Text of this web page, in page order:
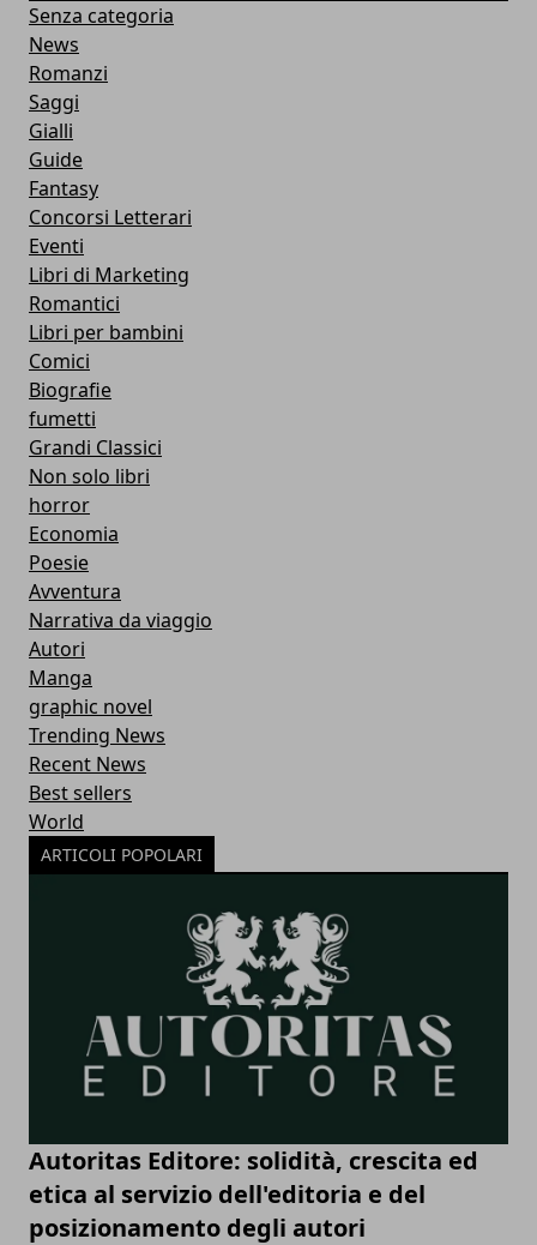
Senza categoria
News
Romanzi
Saggi
Gialli
Guide
Fantasy
Concorsi Letterari
Eventi
Libri di Marketing
Romantici
Libri per bambini
Comici
Biografie
fumetti
Grandi Classici
Non solo libri
horror
Economia
Poesie
Avventura
Narrativa da viaggio
Autori
Manga
graphic novel
Trending News
Recent News
Best sellers
World
ARTICOLI POPOLARI
Autoritas Editore: solidità, crescita ed
etica al servizio dell'editoria e del
posizionamento degli autori